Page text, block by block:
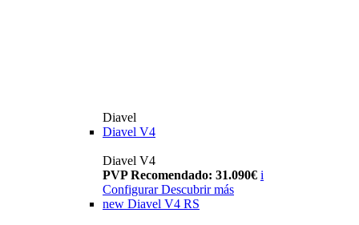
Diavel
Diavel V4
Diavel V4
PVP Recomendado: 31.090€ i
Configurar Descubrir más
new Diavel V4 RS